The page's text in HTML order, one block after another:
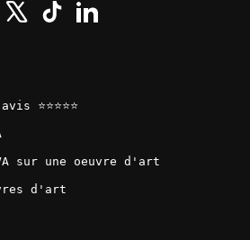
TikTokLinkedIn
⭐️⭐️⭐️⭐️⭐️
sur une oeuvre d'art
d'art